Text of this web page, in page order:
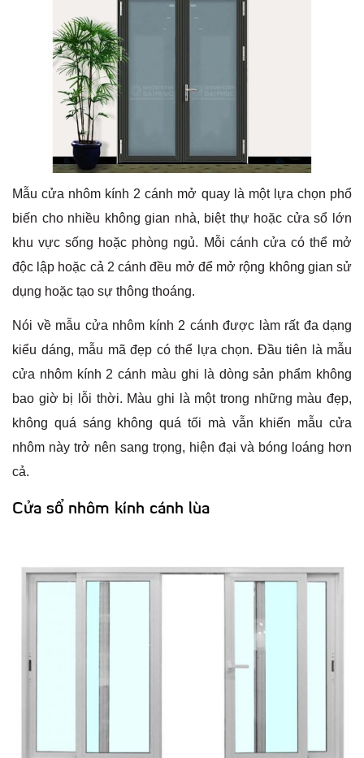
Mẫu cửa nhôm kính 2 cánh mở quay là một lựa chọn phổ
biến cho nhiều không gian nhà, biệt thự hoặc cửa sổ lớn
khu vực sống hoặc phòng ngủ. Mỗi cánh cửa có thể mở
độc lập hoặc cả 2 cánh đều mở để mở rộng không gian sử
dụng hoặc tạo sự thông thoáng.
Nói về mẫu cửa nhôm kính 2 cánh được làm rất đa dạng
kiểu dáng, mẫu mã đẹp có thể lựa chọn. Đầu tiên là mẫu
cửa nhôm kính 2 cánh màu ghi là dòng sản phẩm không
bao giờ bị lỗi thời. Màu ghi là một trong những màu đẹp,
không quá sáng không quá tối mà vẫn khiến mẫu cửa
nhôm này trở nên sang trọng, hiện đại và bóng loáng hơn
cả.
Cửa sổ nhôm kính cánh lùa